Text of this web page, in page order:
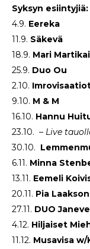
Syksyn esiintyjiä:
4.9. Eereka
11.9. Säkevä
18.9. Mari
25.9. Duo Ou
2.10.
9.10. M & M
16.10. Hannu
23.10. – Live
30.10.
6.11. Minna
13.11. Eemeli
20.11. Pia
27.11. DUO
4.12. Hiljaiset
11.12. Musavisa w/